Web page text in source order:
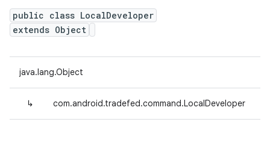
public class LocalDeveloper
extends Object
java.lang.Object
↳ com.android.tradefed.command.LocalDeveloper